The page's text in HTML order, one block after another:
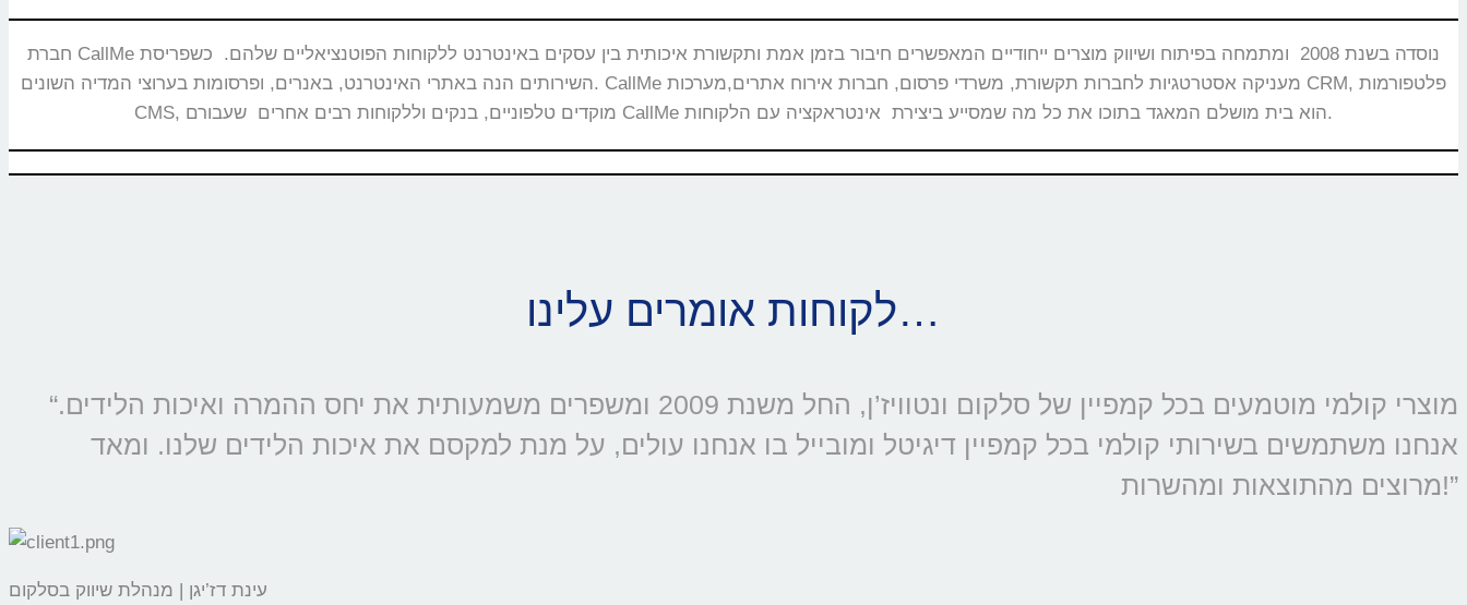
חברת CallMe נוסדה בשנת 2008 ומתמחה בפיתוח ושיווק מוצרים ייחודיים המאפשרים חיבור בזמן אמת ותקשורת איכותית בין עסקים באינטרנט ללקוחות הפוטנציאליים שלהם. כשפריסת
השירותים הנה באתרי האינטרנט, באנרים, ופרסומות בערוצי המדיה השונים. CallMe מעניקה אסטרטגיות לחברות תקשורת, משרדי פרסום, חברות אירוח אתרים,מערכות CRM, פלטפורמות
CMS, מוקדים טלפוניים, בנקים וללקוחות רבים אחרים שעבורם CallMe הוא בית מושלם המאגד בתוכו את כל מה שמסייע ביצירת אינטראקציה עם הלקוחות.
לקוחות אומרים עלינו…
“מוצרי קולמי מוטמעים בכל קמפיין של סלקום ונטוויז’ן, החל משנת 2009 ומשפרים משמעותית את יחס ההמרה ואיכות הלידים.
אנחנו משתמשים בשירותי קולמי בכל קמפיין דיגיטל ומובייל בו אנחנו עולים, על מנת למקסם את איכות הלידים שלנו. ומאד
מרוצים מהתוצאות ומהשרות!”
עינת דז’יגן | מנהלת שיווק בסלקום